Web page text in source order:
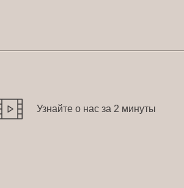
Узнайте о нас за 2 минуты